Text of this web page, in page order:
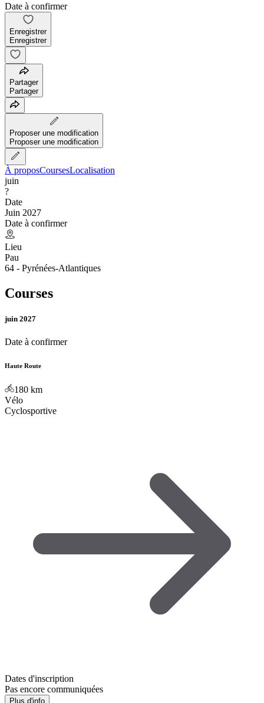
Date à confirmer
Enregistrer
Enregistrer
Partager
Partager
Proposer une modification
Proposer une modification
À proposCoursesLocalisation
juin
?
Date
Juin 2027
Date à confirmer
Lieu
Pau
64 - Pyrénées-Atlantiques
Courses
juin 2027
Date à confirmer
Haute Route
180 km
Vélo
Cyclosportive
Dates d'inscription
Pas encore communiquées
Plus d'info